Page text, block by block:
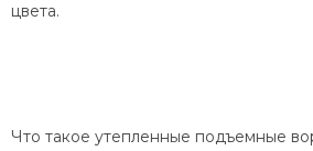
цвета.
Что такое утепленные подъемные